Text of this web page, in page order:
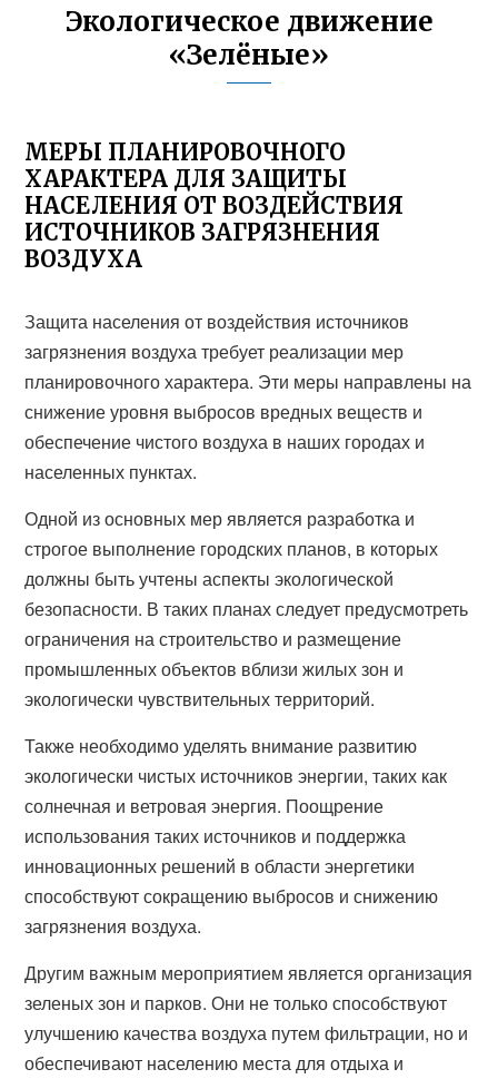
Экологическое движение
«Зелёные»
МЕРЫ ПЛАНИРОВОЧНОГО
ХАРАКТЕРА ДЛЯ ЗАЩИТЫ
НАСЕЛЕНИЯ ОТ ВОЗДЕЙСТВИЯ
ИСТОЧНИКОВ ЗАГРЯЗНЕНИЯ
ВОЗДУХА
Защита населения от воздействия источников
загрязнения воздуха требует реализации мер
планировочного характера. Эти меры направлены на
снижение уровня выбросов вредных веществ и
обеспечение чистого воздуха в наших городах и
населенных пунктах.
Одной из основных мер является разработка и
строгое выполнение городских планов, в которых
должны быть учтены аспекты экологической
безопасности. В таких планах следует предусмотреть
ограничения на строительство и размещение
промышленных объектов вблизи жилых зон и
экологически чувствительных территорий.
Также необходимо уделять внимание развитию
экологически чистых источников энергии, таких как
солнечная и ветровая энергия. Поощрение
использования таких источников и поддержка
инновационных решений в области энергетики
способствуют сокращению выбросов и снижению
загрязнения воздуха.
Другим важным мероприятием является организация
зеленых зон и парков. Они не только способствуют
улучшению качества воздуха путем фильтрации, но и
обеспечивают населению места для отдыха и